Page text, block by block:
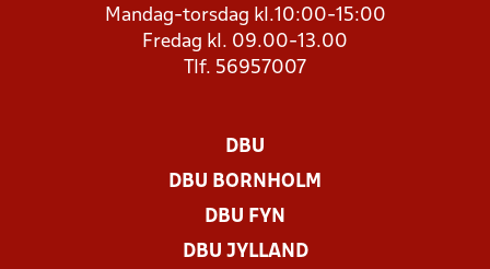
Mandag-torsdag kl.10:00-15:00
Fredag kl. 09.00-13.00
Tlf. 56957007
DBU
DBU BORNHOLM
DBU FYN
DBU JYLLAND